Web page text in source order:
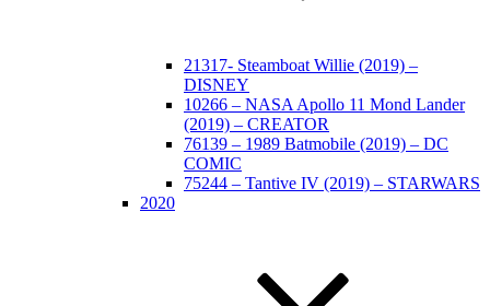
21317- Steamboat Willie (2019) –
DISNEY
10266 – NASA Apollo 11 Mond Lander
(2019) – CREATOR
76139 – 1989 Batmobile (2019) – DC
COMIC
75244 – Tantive IV (2019) – STARWARS
2020